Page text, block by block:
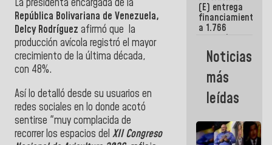
La presidenta encargada de la
República Bolivariana de Venezuela,
Delcy Rodríguez afirmó que la
producción avícola registró el mayor
crecimiento de la última década,
con 48%.
Así lo detalló desde su usuarios en
redes sociales en lo donde acotó
sentirse "muy complacida de
recorrer los espacios del XII Congreso
Gobierno
Nacional
(E) entrega
financiamientos
a 1.766
comerciantes
emprendedores
afectados
por
terremotos
Noticias
más
leídas